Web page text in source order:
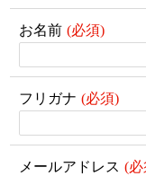
お名前
フリガナ
メールアドレス